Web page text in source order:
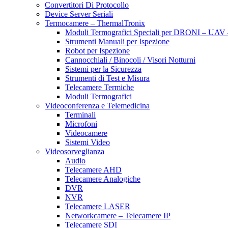
Convertitori Di Protocollo
Device Server Seriali
Termocamere – ThermalTronix
Moduli Termografici Speciali per DRONI – UAV
Strumenti Manuali per Ispezione
Robot per Ispezione
Cannocchiali / Binocoli / Visori Notturni
Sistemi per la Sicurezza
Strumenti di Test e Misura
Telecamere Termiche
Moduli Termografici
Videoconferenza e Telemedicina
Terminali
Microfoni
Videocamere
Sistemi Video
Videosorveglianza
Audio
Telecamere AHD
Telecamere Analogiche
DVR
NVR
Telecamere LASER
Networkcamere – Telecamere IP
Telecamere SDI